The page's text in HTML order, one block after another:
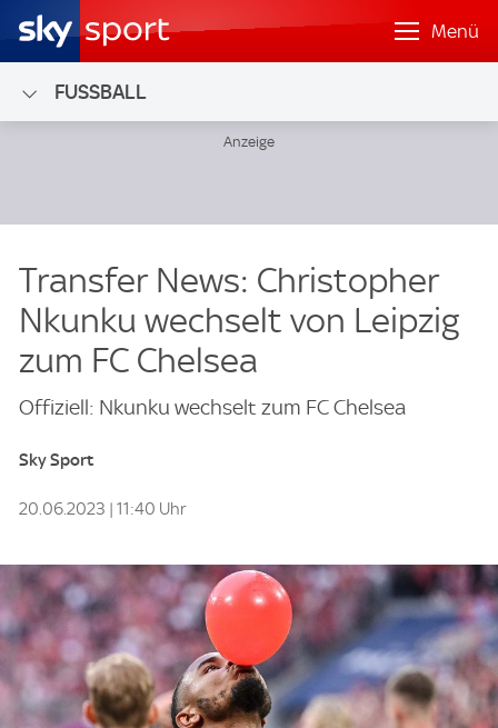
Menü
FUSSBALL
Transfer News: Christopher
Nkunku wechselt von Leipzig
zum FC Chelsea
Offiziell: Nkunku wechselt zum FC Chelsea
Sky Sport
20.06.2023 | 11:40 Uhr